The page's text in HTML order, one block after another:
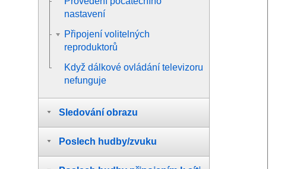
nastavení
Připojení volitelných
reproduktorů
Když dálkové ovládání televizoru
nefunguje
Sledování obrazu
Poslech hudby/zvuku